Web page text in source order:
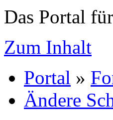
Das Portal
Zum Inhalt
Portal »
Ändere